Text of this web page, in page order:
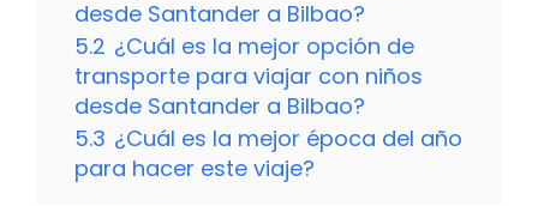
desde Santander a Bilbao?
5.2 ¿Cuál es la mejor opción de
transporte para viajar con niños
desde Santander a Bilbao?
5.3 ¿Cuál es la mejor época del año
para hacer este viaje?